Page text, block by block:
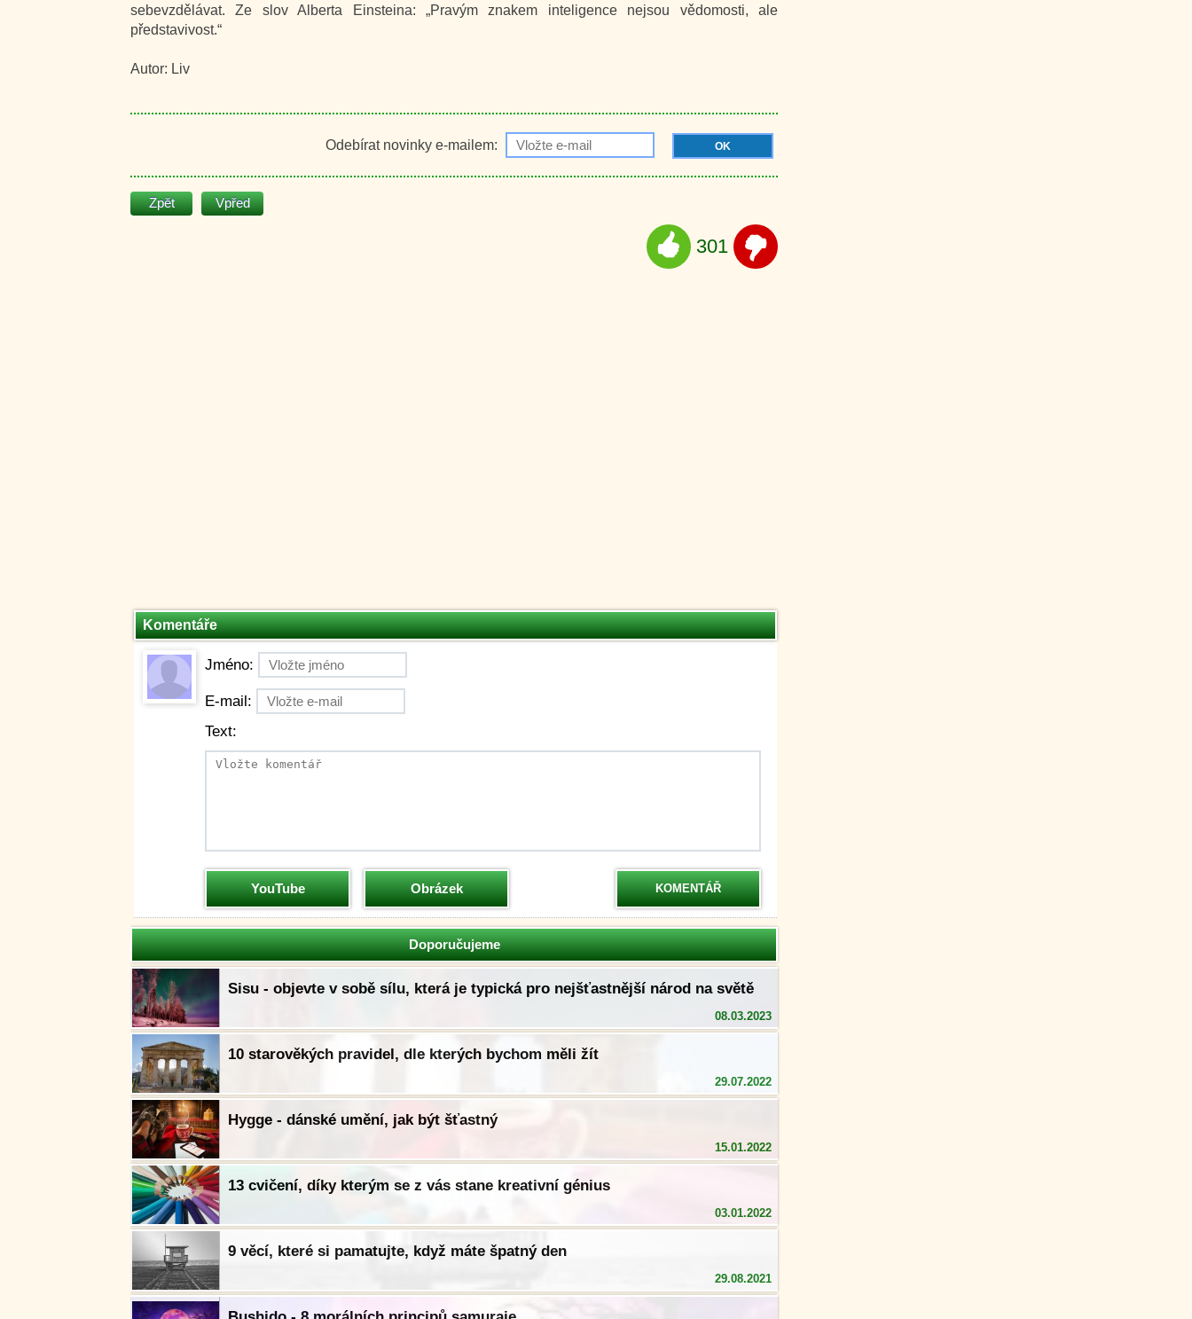
sebevzdělávat. Ze slov Alberta Einsteina: „Pravým znakem inteligence nejsou vědomosti, ale
představivost.“
Autor: Liv
Odebírat novinky e-mailem: OK
Zpět Vpřed
301
Komentáře
Jméno:
E-mail:
Text:
YouTube Obrázek KOMENTÁŘ
Doporučujeme
Sisu - objevte v sobě sílu, která je typická pro nejšťastnější národ na světě
08.03.2023
10 starověkých pravidel, dle kterých bychom měli žít
29.07.2022
Hygge - dánské umění, jak být šťastný
15.01.2022
13 cvičení, díky kterým se z vás stane kreativní génius
03.01.2022
9 věcí, které si pamatujte, když máte špatný den
29.08.2021